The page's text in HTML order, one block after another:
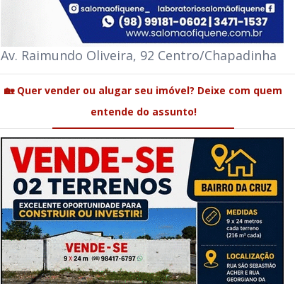
Av. Raimundo Oliveira, 92 Centro/Chapadinha
🏡 Quer vender ou alugar seu imóvel? Deixe com quem
entende do assunto!